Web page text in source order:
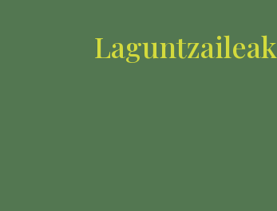
Laguntzaileak